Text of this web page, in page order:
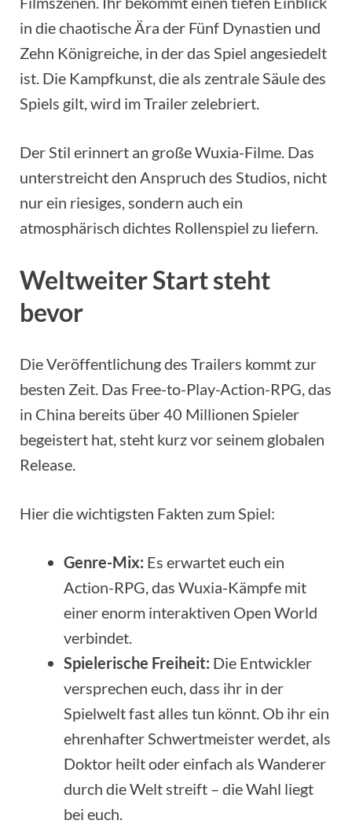
in die chaotische Ära der Fünf Dynastien und
Zehn Königreiche, in der das Spiel angesiedelt
ist. Die Kampfkunst, die als zentrale Säule des
Spiels gilt, wird im Trailer zelebriert.
Der Stil erinnert an große Wuxia-Filme. Das
unterstreicht den Anspruch des Studios, nicht
nur ein riesiges, sondern auch ein
atmosphärisch dichtes Rollenspiel zu liefern.
Weltweiter Start steht
bevor
Die Veröffentlichung des Trailers kommt zur
besten Zeit. Das Free-to-Play-Action-RPG, das
in China bereits über 40 Millionen Spieler
begeistert hat, steht kurz vor seinem globalen
Release.
Hier die wichtigsten Fakten zum Spiel:
Genre-Mix: Es erwartet euch ein
Action-RPG, das Wuxia-Kämpfe mit
einer enorm interaktiven Open World
verbindet.
Spielerische Freiheit: Die Entwickler
versprechen euch, dass ihr in der
Spielwelt fast alles tun könnt. Ob ihr ein
ehrenhafter Schwertmeister werdet, als
Doktor heilt oder einfach als Wanderer
durch die Welt streift – die Wahl liegt
bei euch.